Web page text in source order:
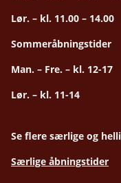
Lør. – kl. 11.00 – 14.00
Sommeråbningstider
Man. – Fre. – kl. 12-17
Lør. – kl. 11-14
Se flere særlige og
Særlige åbningstider